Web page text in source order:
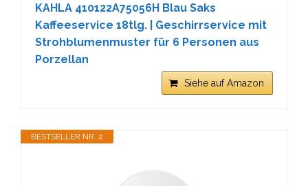
KAHLA 410122A75056H Blau Saks
Kaffeeservice 18tlg. | Geschirrservice mit
Strohblumenmuster für 6 Personen aus
Porzellan
Siehe auf Amazon
BESTSELLER NR. 2